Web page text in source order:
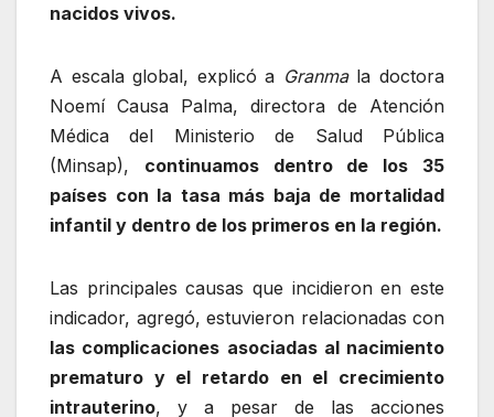
nacidos vivos.
A escala global, explicó a Granmala doctora
Noemí Causa Palma, directora de Atención
Médica del Ministerio de Salud Pública
(Minsap), continuamos dentro de los 35
países con la tasa más baja de mortalidad
infantil y dentro de los primeros en la región.
Las principales causas que incidieron en este
indicador, agregó, estuvieron relacionadas con
las complicaciones asociadas al nacimiento
prematuro y el retardo en el crecimiento
intrauterino, y a pesar de las acciones